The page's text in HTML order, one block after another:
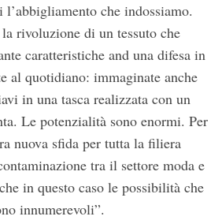
che indossiamo.
rivoluzione di un tessuto che
caratteristiche and una difesa in
al quotidiano: immaginate anche
in una tasca realizzata con un
Le potenzialità sono enormi. Per
nuova sfida per tutta la filiera
tra il settore moda e
in questo caso le possibilità che
innumerevoli”.